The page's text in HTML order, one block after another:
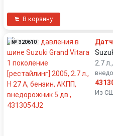
В корзину
№ 320610
2.7
Из